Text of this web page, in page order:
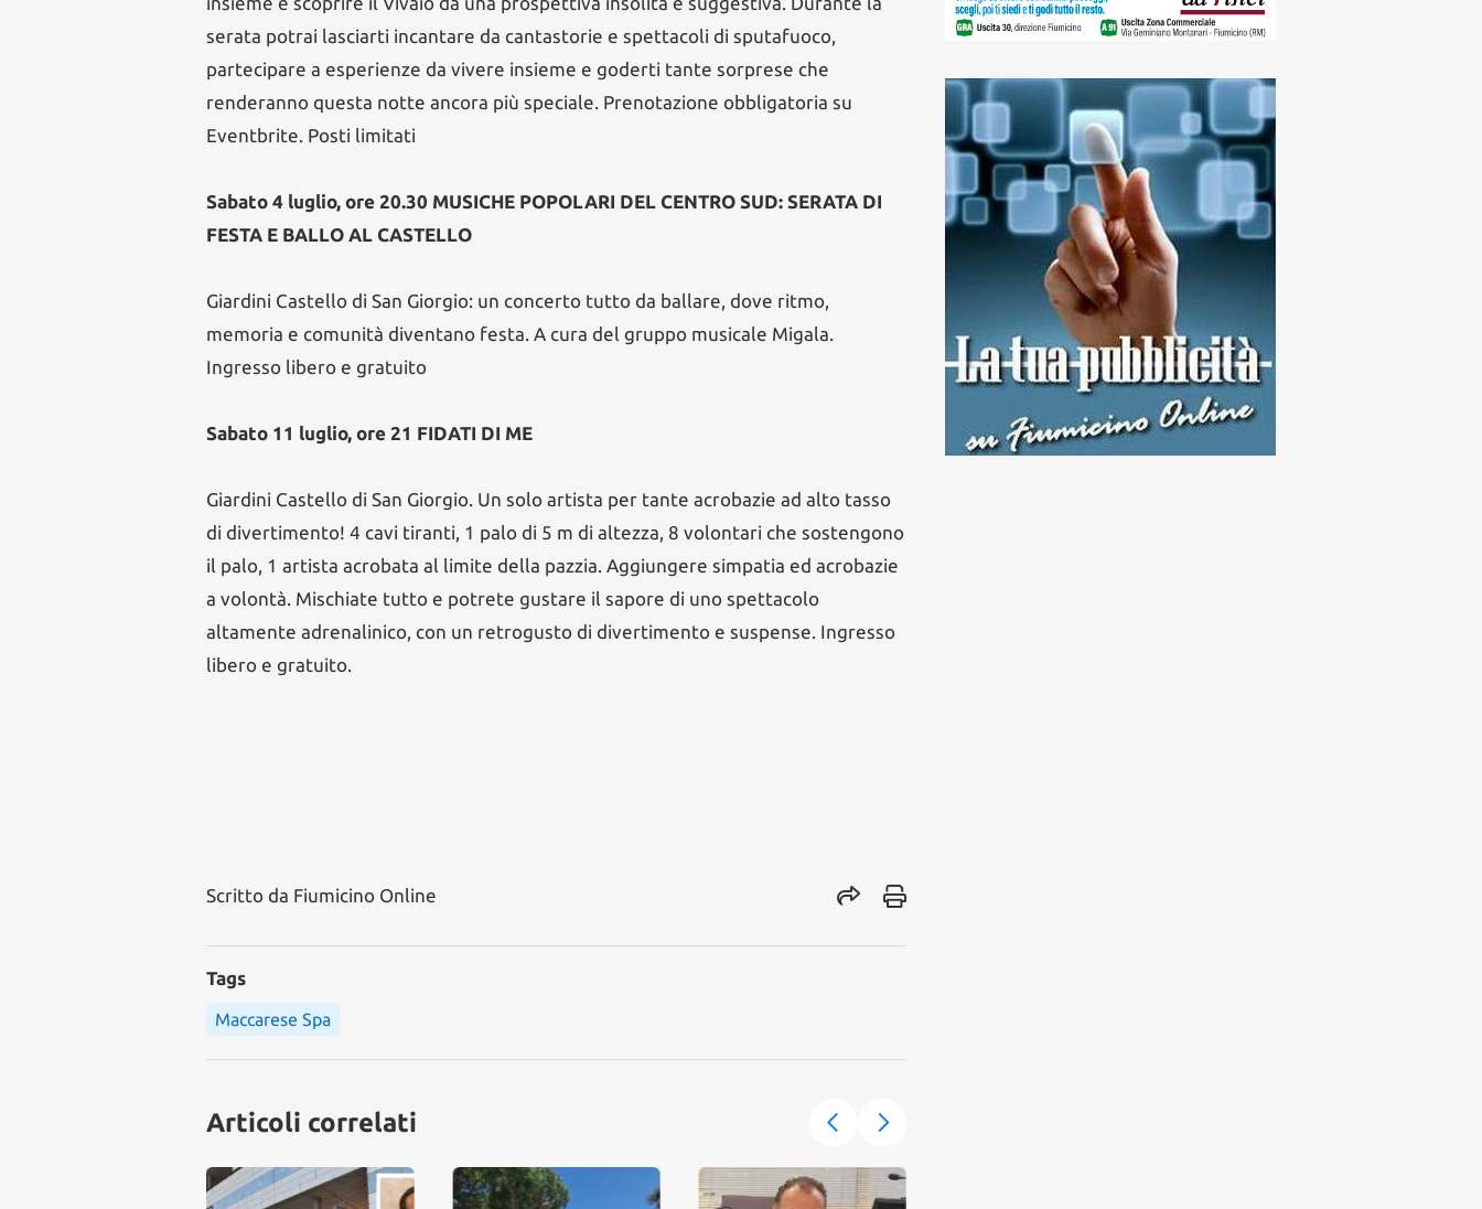
serata potrai lasciarti incantare da cantastorie e spettacoli di sputafuoco,
partecipare a esperienze da vivere insieme e goderti tante sorprese che
renderanno questa notte ancora più speciale. Prenotazione obbligatoria su
Eventbrite. Posti limitati
Sabato 4 luglio, ore 20.30 MUSICHE POPOLARI DEL CENTRO SUD: SERATA DI
FESTA E BALLO AL CASTELLO
Giardini Castello di San Giorgio: un concerto tutto da ballare, dove ritmo,
memoria e comunità diventano festa. A cura del gruppo musicale Migala.
Ingresso libero e gratuito
Sabato 11 luglio, ore 21 FIDATI DI ME
Giardini Castello di San Giorgio. Un solo artista per tante acrobazie ad alto tasso
di divertimento! 4 cavi tiranti, 1 palo di 5 m di altezza, 8 volontari che sostengono
il palo, 1 artista acrobata al limite della pazzia. Aggiungere simpatia ed acrobazie
a volontà. Mischiate tutto e potrete gustare il sapore di uno spettacolo
altamente adrenalinico, con un retrogusto di divertimento e suspense. Ingresso
libero e gratuito.
Scritto da Fiumicino Online
Tags
Maccarese Spa
Articoli correlati